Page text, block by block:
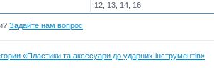
12, 13, 14, 16
Задайте нам вопрос
«Пластики та аксесуари до ударних інструментів»